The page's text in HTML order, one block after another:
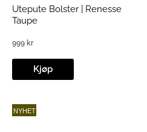
Utepute Bolster | Renesse
Taupe
999 kr
Kjøp
NYHET